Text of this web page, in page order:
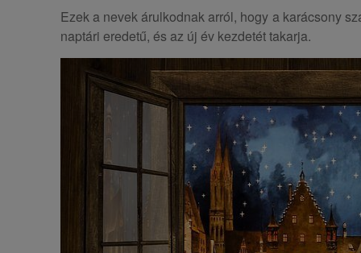
Ezek a nevek árulkodnak arról, hogy a karácsony
naptári eredetű, és az új év kezdetét takarja.